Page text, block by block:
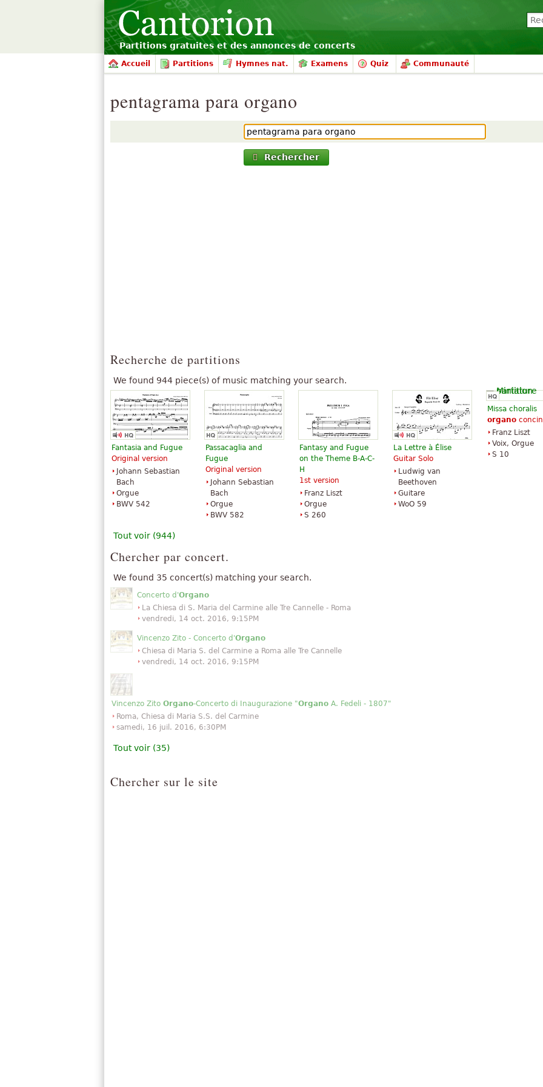
Partitions gratuites et des annonces de concerts
Accueil Partitions Hymnes nat. Examens Quiz Communauté
pentagrama para organo
Rechercher
Recherche de partitions
We found 944 piece(s) of music matching your search.
Fantasia and Fugue
Original version
Johann Sebastian
Bach
Orgue
BWV 542
Passacaglia and
Fugue
Original version
Johann Sebastian
Bach
Orgue
BWV 582
Fantasy and Fugue
on the Theme B-A-C-
H
1st version
Franz Liszt
Orgue
S 260
La Lettre à Élise
Guitar Solo
Ludwig van
Beethoven
Guitare
WoO 59
Missa choralis
organo
Franz Liszt
Voix, Orgue
S 10
Tout voir (944)
Chercher par concert.
We found 35 concert(s) matching your search.
Concerto d'Organo
La Chiesa di S. Maria del Carmine alle Tre Cannelle - Roma
vendredi, 14 oct. 2016, 9:15PM
Vincenzo Zito - Concerto d'Organo
Chiesa di Maria S. del Carmine a Roma alle Tre Cannelle
vendredi, 14 oct. 2016, 9:15PM
Vincenzo Zito Organo-Concerto di Inaugurazione "Organo A. Fedeli - 1807"
Roma, Chiesa di Maria S.S. del Carmine
samedi, 16 juil. 2016, 6:30PM
Tout voir (35)
Chercher sur le site